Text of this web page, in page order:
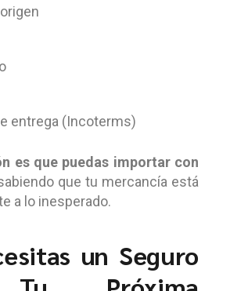
entrega (Incoterms)
es que puedas importar con
que tu mercancía está
a lo inesperado.
un Seguro